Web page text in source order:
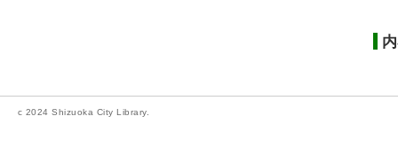
c 2024 Shizuoka City Library.